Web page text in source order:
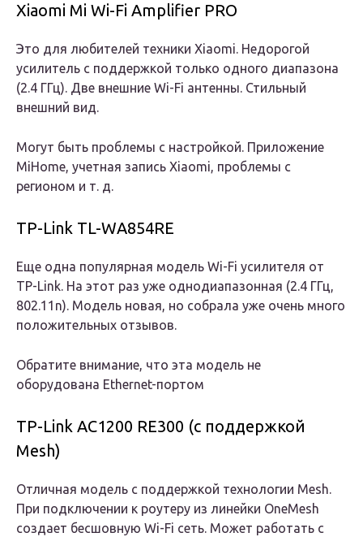
Xiaomi Mi Wi-Fi Amplifier PRO
Это для любителей техники Xiaomi. Недорогой
усилитель с поддержкой только одного диапазона
(2.4 ГГц). Две внешние Wi-Fi антенны. Стильный
внешний вид.
Могут быть проблемы с настройкой. Приложение
MiHome, учетная запись Xiaomi, проблемы с
регионом и т. д.
TP-Link TL-WA854RE
Еще одна популярная модель Wi-Fi усилителя от
TP-Link. На этот раз уже однодиапазонная (2.4 ГГц,
802.11n). Модель новая, но собрала уже очень много
положительных отзывов.
Обратите внимание, что эта модель не
оборудована Ethernet-портом
TP-Link AC1200 RE300 (с поддержкой
Mesh)
Отличная модель с поддержкой технологии Mesh.
При подключении к роутеру из линейки OneMesh
создает бесшовную Wi-Fi сеть. Может работать с